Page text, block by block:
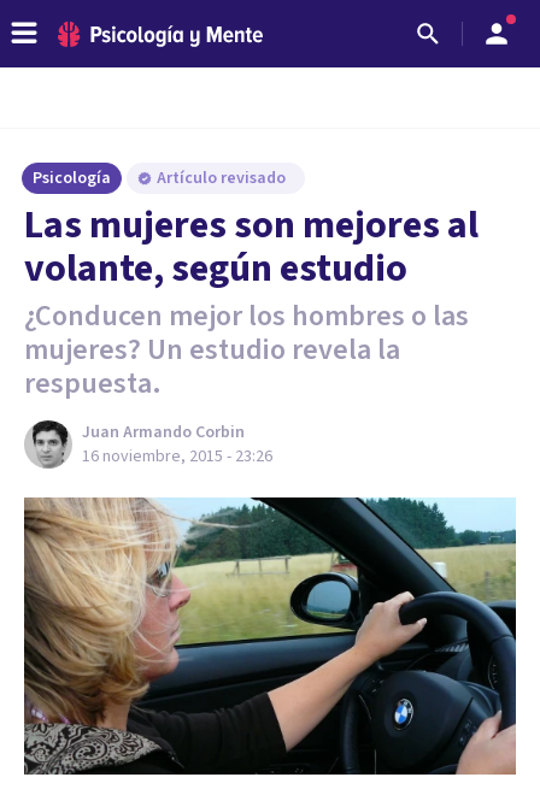
Psicología Artículo revisado
​Las mujeres son mejores al
volante, según estudio
¿Conducen mejor los hombres o las
mujeres? Un estudio revela la
respuesta.
Juan Armando Corbin
16 noviembre, 2015 - 23:26